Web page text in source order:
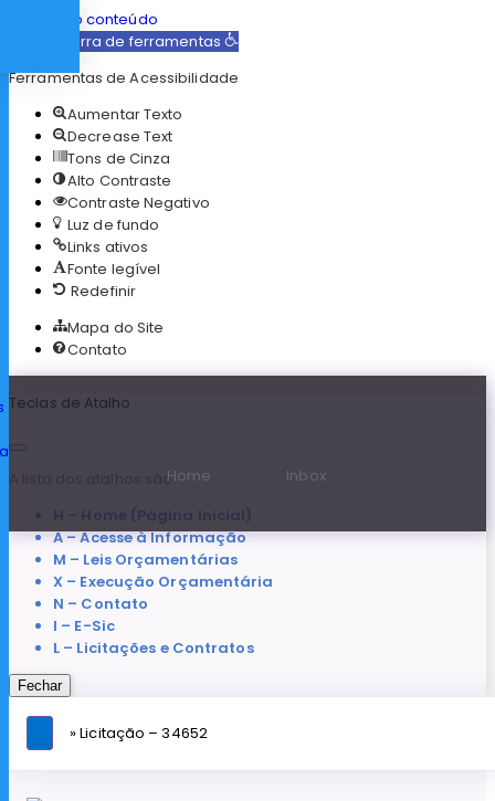
Acessar o conteúdo
Abrir a barra de ferramentas
Ferramentas de Acessibilidade
Aumentar Texto
Decrease Text
Tons de Cinza
Alto Contraste
Contraste Negativo
Luz de fundo
Links ativos
Fonte legível
Redefinir
Mapa do Site
Contato
» Licitação – 34652
Teclas de Atalho
A lista dos atalhos são:
H – Home (Página Inicial)
A – Acesse à Informação
M – Leis Orçamentárias
X – Execução Orçamentária
N – Contato
I – E-Sic
L – Licitações e Contratos
Fechar
Home Inbox